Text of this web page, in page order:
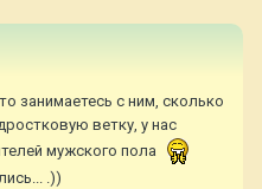
занимаетесь с ним, сколько
ветку, у нас
мужского пола
.))